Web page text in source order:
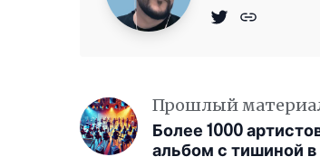
Прошлый
Более 1000
альбом с тишиной в